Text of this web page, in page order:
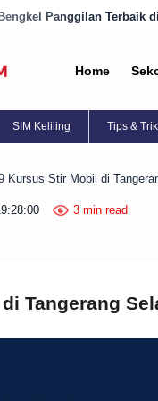
di Purworejo Sekarang!
Home
SIM Keliling Tips & Trik
Kursus Stir Mobil di
3 min read
Tangerang